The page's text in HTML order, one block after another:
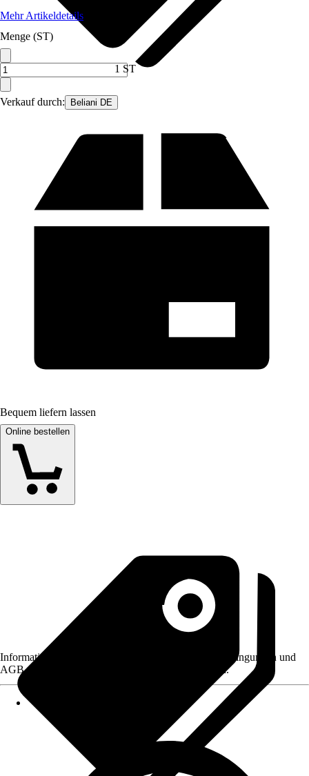
Verkauf durch: Beliani DE
Mehr Artikeldetails
Menge (ST)
1 ST
Bequem liefern lassen
Online bestellen
Informationen des Verkäufers, wie z. B. Rückgabebedingungen und
AGB, finden Sie bei Klick auf den Verkäufernamen.